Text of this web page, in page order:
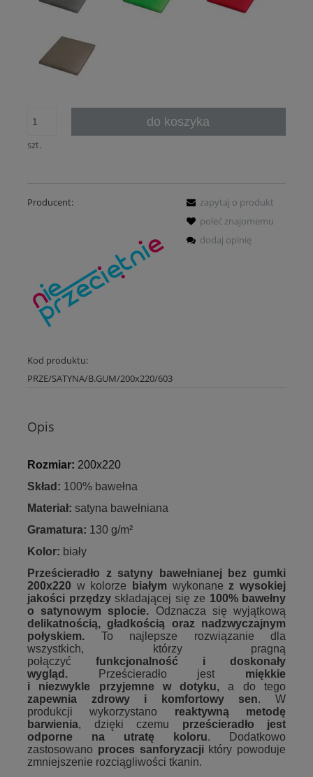
szt.
do koszyka
Producent:
Kod produktu:
PRZE/SATYNA/B.GUM/200x220/603
zapytaj o produkt
poleć znajomemu
dodaj opinię
Opis
Rozmiar: 200x220
Skład: 100% bawełna
Materiał: satyna bawełniana
Gramatura: 130 g/m²
Kolor: biały
Prześcieradło z satyny bawełnianej bez gumki
200x220 w kolorze białym wykonane z wysokiej
jakości przędzyskładającej się ze 100% bawełny
o satynowym splocie. Odznacza się wyjątkową
delikatnością, gładkością oraz nadzwyczajnym
połyskiem. To najlepsze rozwiązanie dla
wszystkich, którzy pragną
połączyć funkcjonalność i doskonały
wygląd.
Prześcieradło jest miękkie
i niezwykle przyjemne w dotyku, a do tego
zapewnia zdrowy i komfortowy sen. W
produkcji wykorzystano reaktywną metodę
barwienia, dzięki czemu prześcieradło jest
odporne na utratę koloru. Dodatkowo
zastosowano proces sanforyzacjiktóry powoduje
zmniejszenie rozciągliwości tkanin.